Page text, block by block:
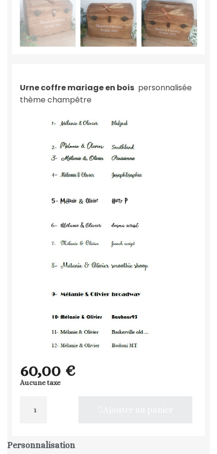
Urne coffremariage en bois personnalisée
thème champêtre
60,00 €
Aucune taxe
Personnalisation